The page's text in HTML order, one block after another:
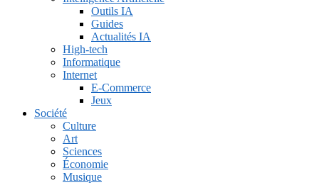
Outils IA
Guides
Actualités IA
High-tech
Informatique
Internet
E-Commerce
Jeux
Société
Culture
Art
Sciences
Économie
Musique